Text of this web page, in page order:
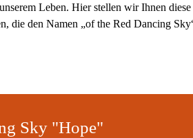
Leben. Hier stellen wir Ihnen
die den Namen „of the Red Dancing
Sky "Hope"